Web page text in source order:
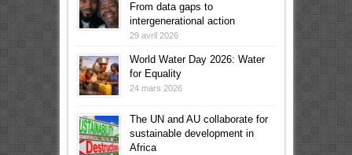
From data gaps to
intergenerational action
29 avril 2026
World Water Day 2026: Water
for Equality
24 mars 2026
The UN and AU collaborate for
sustainable development in
Africa